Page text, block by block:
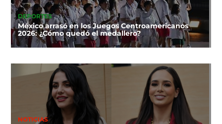
DEPORTES
México arrasó en los Juegos Centroamericanos
2026: ¿Cómo quedó el medallero?
NOTICIAS